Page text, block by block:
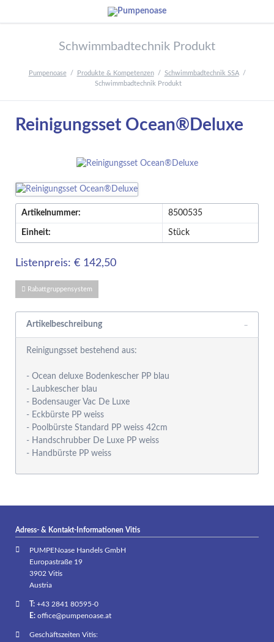
Schwimmbadtechnik Produkt
Pumpenoase Produkte & Kompetenzen
Schwimmbadtechnik SSA
Schwimmbadtechnik Produkt
Reinigungsset Ocean®Deluxe
Artikelnummer: 8500535
Einheit: Stück
Listenpreis: € 142,50
Rabattgruppensystem
Artikelbeschreibung
Reinigungsset bestehend aus:
- Ocean deluxe Bodenkescher PP blau
- Laubkescher blau
- Bodensauger Vac De Luxe
- Eckbürste PP weiss
- Poolbürste Standard PP weiss 42cm
- Handschrubber De Luxe PP weiss
- Handbürste PP weiss
Adress- & Kontakt-Informationen Vitis
PUMPENoase Handels GmbH
Europastraße 19
3902 Vitis
Austria
T:+43 2841 80595-0
E: office@pumpenoase.at
Geschäftszeiten Vitis: